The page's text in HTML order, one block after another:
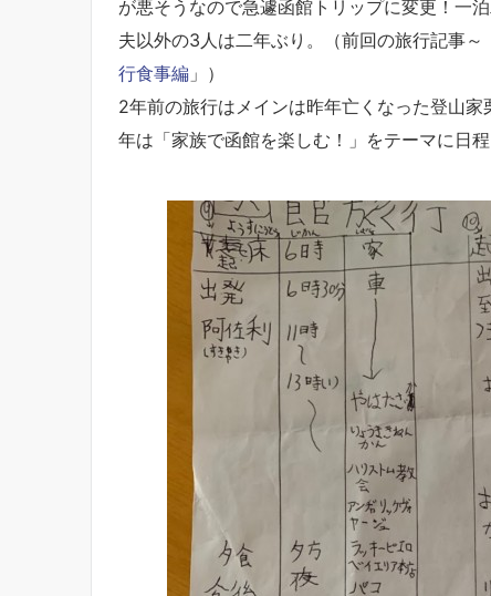
が悪そうなので急遽函館トリップに変更！一
夫以外の3人は二年ぶり。（前回の旅行記事～
行食事編 」）
2年前の旅行はメインは昨年亡くなった登山
年は「家族で函館を楽しむ！」をテーマに日程